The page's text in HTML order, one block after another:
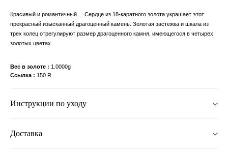
Красивый и романтичный ... Сердце из 18-каратного золота украшает этот
прекрасный изысканный драгоценный камень. Золотая застежка и шкала из
трех колец отрегулируют размер драгоценного камня, имеющегося в четырех
золотых цветах.
Вес в золоте
1.0000g
Ссылка
150 R
Инструкции по уходу
Доставка